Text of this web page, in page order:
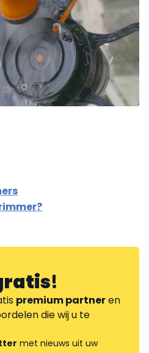
!
premium partneren
die wij u te
met nieuws uit uw